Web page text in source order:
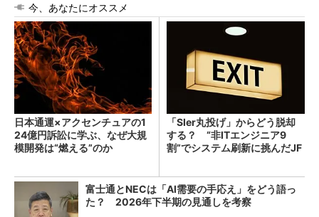
今、あなたにオススメ
日本通運×アクセンチュアの1
24億円訴訟に学ぶ、なぜ大規
模開発は“燃える”のか
「SIer丸投げ」からどう脱却
する？ “非ITエンジニア9
割”でシステム刷新に挑んだJF
富士通とNECは「AI需要の手応え」をどう語っ
た？ 2026年下半期の見通しを考察